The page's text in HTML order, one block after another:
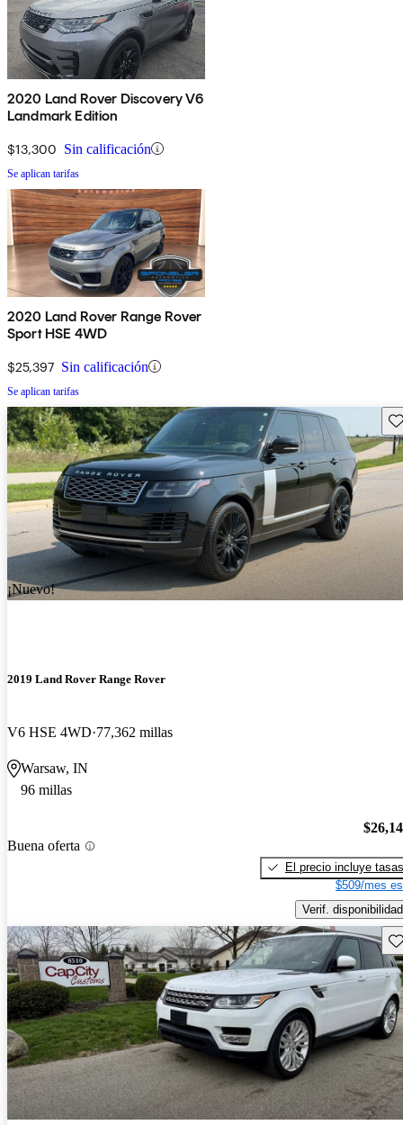
2020 Land Rover Discovery V6
Landmark Edition
$13,300 Sin calificación
Se aplican tarifas
2020 Land Rover Range Rover
Sport HSE 4WD
$25,397 Sin calificación
Se aplican tarifas
¡Nuevo!
2019 Land Rover Range Rover
V6 HSE 4WD 77,362 millas
Warsaw, IN
96 millas
Buena oferta
El precio incluye tasas
$509/mes
Verif. disponibilidad